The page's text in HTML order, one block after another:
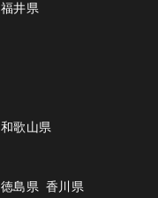
福井県
和歌山県
徳島県 香川県